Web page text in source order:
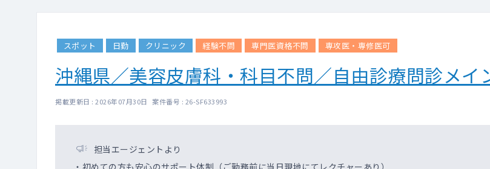
スポット 日勤 クリニック 経験不問 専門医資格不問 専攻医・専修医可
沖縄県／美容皮膚科・科目不問／自由診療問診メイ
掲載更新日 : 2026年07月30日 案件番号 : 26-SF633993
担当エージェントより
・初めての方も安心のサポート体制（ご勤務前に当日現地にてレクチャーあり）